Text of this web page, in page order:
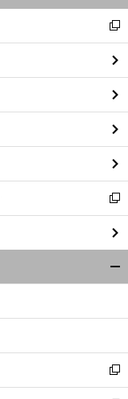
閉
る
新
し
い
ウ
ィ
ン
ド
ウ
で
開
く
新
し
い
ウ
ィ
ン
ウ
開
く
新
し